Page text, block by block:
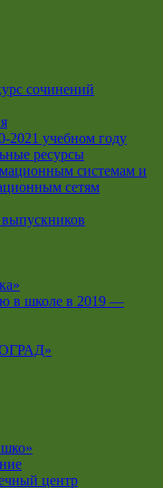
сочинений
2021 учебном году
ресурсы
системам и
сетям
в школе в 2019 —
центр